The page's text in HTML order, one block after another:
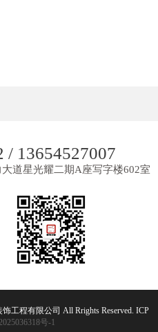
/ 13654527007
道星光耀二期A座写字楼602室
工程有限公司 All Rrights Reserved. ICP
号-1